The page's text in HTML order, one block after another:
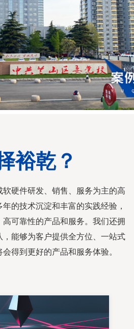
裕乾？
硬件研发、销售、服务为主的高
的技术沉淀和丰富的实践经验，
可靠性的产品和服务。我们还拥
能够为客户提供全方位、一站式
得到更好的产品和服务体验。